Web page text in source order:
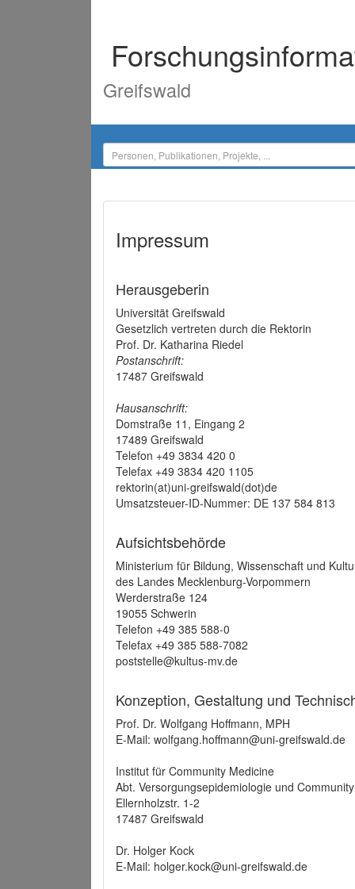
Greifswald
Impressum
Herausgeberin
Universität Greifswald
Gesetzlich vertreten durch die Rektorin
Prof. Dr. Katharina Riedel
Postanschrift:
17487 Greifswald
Hausanschrift:
Domstraße 11, Eingang 2
17489 Greifswald
Telefon +49 3834 420 0
Telefax +49 3834 420 1105
rektorin(at)uni-greifswald(dot)de
Umsatzsteuer-ID-Nummer: DE 137 584 813
Aufsichtsbehörde
Ministerium für Bildung, Wissenschaft und
des Landes Mecklenburg-Vorpommern
Werderstraße 124
19055 Schwerin
Telefon +49 385 588-0
Telefax +49 385 588-7082
poststelle@kultus-mv.de
Konzeption, Gestaltung und
Prof. Dr. Wolfgang Hoffmann, MPH
E-Mail: wolfgang.hoffmann@uni-greifswald.de
Institut für Community Medicine
Abt. Versorgungsepidemiologie und
Ellernholzstr. 1-2
17487 Greifswald
Dr. Holger Kock
E-Mail: holger.kock@uni-greifswald.de